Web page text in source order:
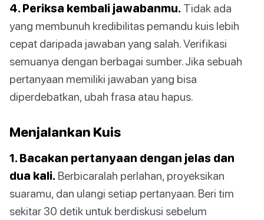
4. Periksa kembali jawabanmu. Tidak ada
yang membunuh kredibilitas pemandu kuis lebih
cepat daripada jawaban yang salah. Verifikasi
semuanya dengan berbagai sumber. Jika sebuah
pertanyaan memiliki jawaban yang bisa
diperdebatkan, ubah frasa atau hapus.
Menjalankan Kuis
1. Bacakan pertanyaan dengan jelas dan
dua kali. Berbicaralah perlahan, proyeksikan
suaramu, dan ulangi setiap pertanyaan. Beri tim
sekitar 30 detik untuk berdiskusi sebelum